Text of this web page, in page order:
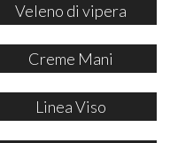
Veleno di vipera
Creme Mani
Linea Viso